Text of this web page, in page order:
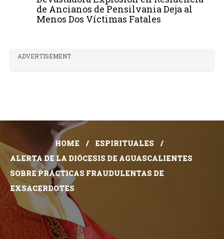
de Ancianos de Pensilvania Deja al
Menos Dos Víctimas Fatales
ADVERTISEMENT
HOME
ESPIRITUALES
ALERTA DE LA DIÓCESIS DE AGUASCALIENTES
SOBRE PRÁCTICAS FRAUDULENTAS DE
EXSACERDOTES